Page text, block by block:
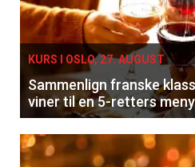
KURS I OSLO, 27. AUGUST
Sammenlign franske
viner til en 5-retters meny